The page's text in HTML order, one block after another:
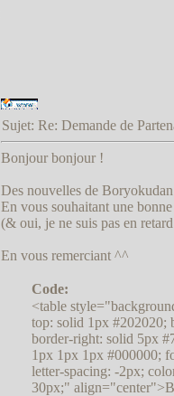
Sujet: Re: Demande de
Bonjour bonjour !
Des nouvelles de
En vous souhaitant une
(& oui, je ne suis pas en
En vous remerciant ^^
Code:
<table
top: solid 1px #202020;
border-right: solid 5px
1px 1px 1px #000000;
letter-spacing: -2px;
30px;"